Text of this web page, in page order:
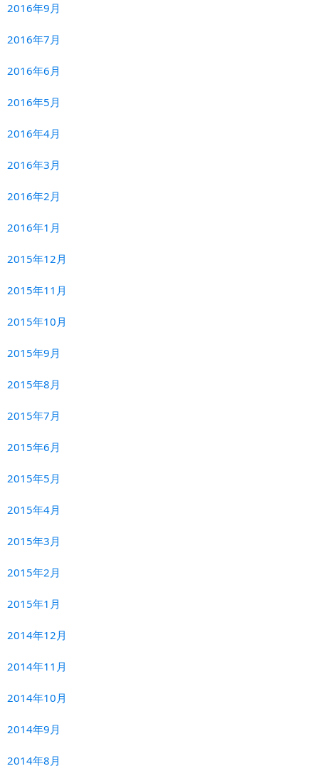
2016年9月
2016年7月
2016年6月
2016年5月
2016年4月
2016年3月
2016年2月
2016年1月
2015年12月
2015年11月
2015年10月
2015年9月
2015年8月
2015年7月
2015年6月
2015年5月
2015年4月
2015年3月
2015年2月
2015年1月
2014年12月
2014年11月
2014年10月
2014年9月
2014年8月